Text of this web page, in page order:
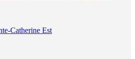
Catherine Est